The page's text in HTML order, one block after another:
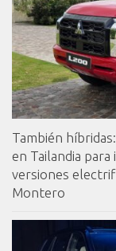
También
en Tailandia
versiones
Montero